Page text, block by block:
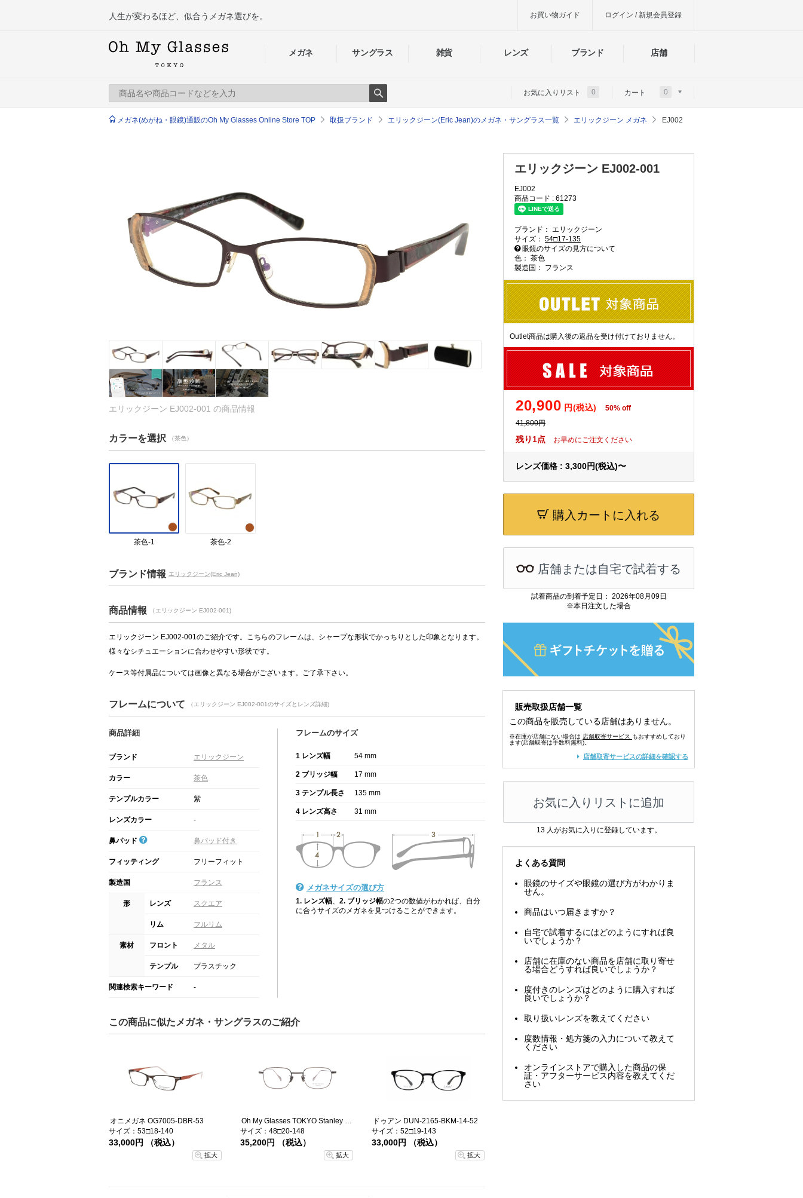
メガネ サングラス 雑貨 レンズ ブランド 店舗
人生が変わるほど、似合うメガネ選びを。 お買い物ガイド ログイン / 新規会員登録
Search
お気に入りリスト 0 カート 0
メガネ(めがね・眼鏡)通販のOh My Glasses Online Store TOP 取扱ブランド エリックジーン(Eric Jean)のメガネ・サングラス一覧 エリックジーン メガネ EJ002
エリックジーン EJ002-001
EJ002
商品コード : 61273
ブランド： エリックジーン
サイズ： 54□17-135
眼鏡のサイズの見方について
色： 茶色
製造国： フランス
エリックジーン EJ002-001 の商品情報
カラーを選択 （茶色）
茶色-1 茶色-2
ブランド情報 エリックジーン(Eric Jean)
商品情報 （エリックジーン EJ002-001)
エリックジーン EJ002-001のご紹介です。こちらのフレームは、シャープな形状でかっちりとした印象となります。
様々なシチュエーションに合わせやすい形状です。
ケース等付属品については画像と異なる場合がございます。ご了承下さい。
フレームについて （エリックジーン EJ002-001のサイズとレンズ詳細)
商品詳細
ブランド エリックジーン
カラー 茶色
テンプルカラー 紫
レンズカラー -
鼻パッド 鼻パッド付き
フィッティング フリーフィット
製造国 フランス
形 レンズ スクエア
リム フルリム
素材 フロント メタル
テンプル プラスチック
関連検索キーワード -
フレームのサイズ
1 レンズ幅 54 mm
2 ブリッジ幅 17 mm
3 テンプル長さ 135 mm
4 レンズ高さ 31 mm
メガネサイズの選び方
1. レンズ幅 2. ブリッジ幅の2つの数値がわかれば、自分
に合うサイズのメガネを見つけることができます。
この商品に似たメガネ・サングラスのご紹介
オニメガネ OG7005-DBR-53
サイズ：53□18-140
33,000円 （税込）
拡大
Oh My Glasses TOKYO Stanley omg-129-ATBR-48
サイズ：48□20-148
35,200円 （税込）
拡大
ドゥアン DUN-2165-BKM-14-52
サイズ：52□19-143
33,000円 （税込）
拡大
Outlet商品は購入後の返品を受け付けておりません。
20,900 円(税込)
50% off
41,800円
残り1点 お早めにご注文ください
レンズ価格 : 3,300円(税込)〜
購入カートに入れる
店舗または自宅で試着する
試着商品の到着予定日： 2026年08月09日
※本日注文した場合
販売取扱店舗一覧
この商品を販売している店舗はありません。
※在庫が店舗にない場合は 店舗取寄サービス
もおすすめしており
ます(店舗取寄は手数料無料)。
店舗取寄サービスの詳細を確認する
お気に入りリストに追加
13人がお気に入りに登録しています。
よくある質問
眼鏡のサイズや眼鏡の選び方がわかりま
せん。
商品はいつ届きますか？
自宅で試着するにはどのようにすれば良
いでしょうか？
店舗に在庫のない商品を店舗に取り寄せ
る場合どうすれば良いでしょうか？
度付きのレンズはどのように購入すれば
良いでしょうか？
取り扱いレンズを教えてください
度数情報・処方箋の入力について教えて
ください
オンラインストアで購入した商品の保
証・アフターサービス内容を教えてくだ
さい